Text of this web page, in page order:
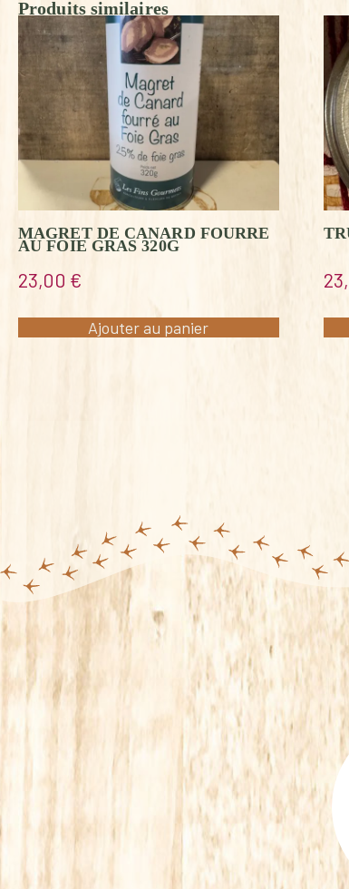
Produits similaires
MAGRET DE CANARD FOURRE
AU FOIE GRAS 320G
23,00 €
Ajouter au panier